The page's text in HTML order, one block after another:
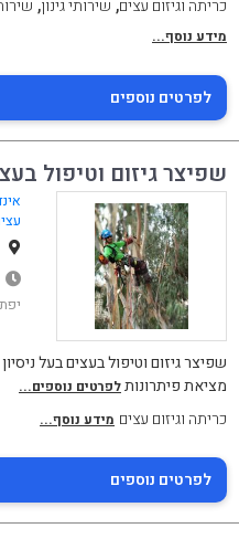
כריתה וגיזום עצים שירותי גינון
מידע נוסף...
לפרטים נוספים
שפיצר גיזום וטיפול
מציאת פיתרונותלפרטים נוספים...
כריתה וגיזום עצים מידע נוסף...
לפרטים נוספים